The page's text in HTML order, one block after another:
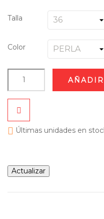
Talla
Color
 Últimas unidades en